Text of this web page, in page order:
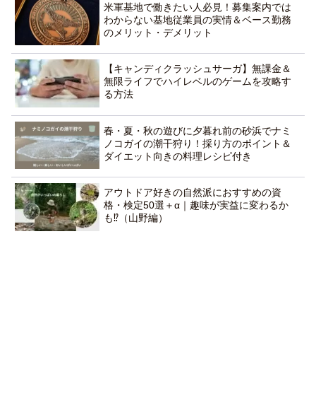
米軍基地で働きたい人必見！募集案内では
わからない基地従業員の実情＆ベース勤務
のメリット・デメリット
【キャンディクラッシュサーガ】無課金＆
無限ライフでハイレベルのゲームを攻略す
る方法
春・夏・秋の遊びに夕暮れ前の砂浜でナミ
ノコガイの潮干狩り！採り方のポイント＆
ダイエット向きの料理レシピ付き
アウトドア好きの自然派におすすめの資
格・検定50選＋α｜趣味が実益に変わるか
も⁉（山野編）